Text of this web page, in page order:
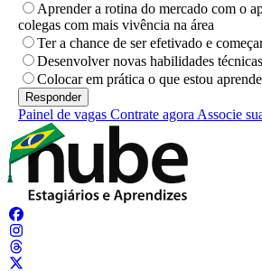
Aprender a rotina do mercado com o
colegas com mais vivência na área
Ter a chance de ser efetivado e
Desenvolver novas habilidades
Colocar em prática o que estou
Painel de vagas Contrate agora Associe